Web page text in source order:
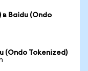
Baidu (Ondo
(Ondo Tokenized)